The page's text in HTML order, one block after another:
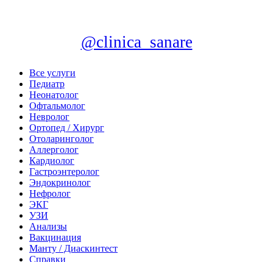
@clinica_sanare
Все услуги
Педиатр
Неонатолог
Офтальмолог
Невролог
Ортопед / Хирург
Отоларинголог
Аллерголог
Кардиолог
Гастроэнтеролог
Эндокринолог
Нефролог
ЭКГ
УЗИ
Анализы
Вакцинация
Манту / Диаскинтест
Справки